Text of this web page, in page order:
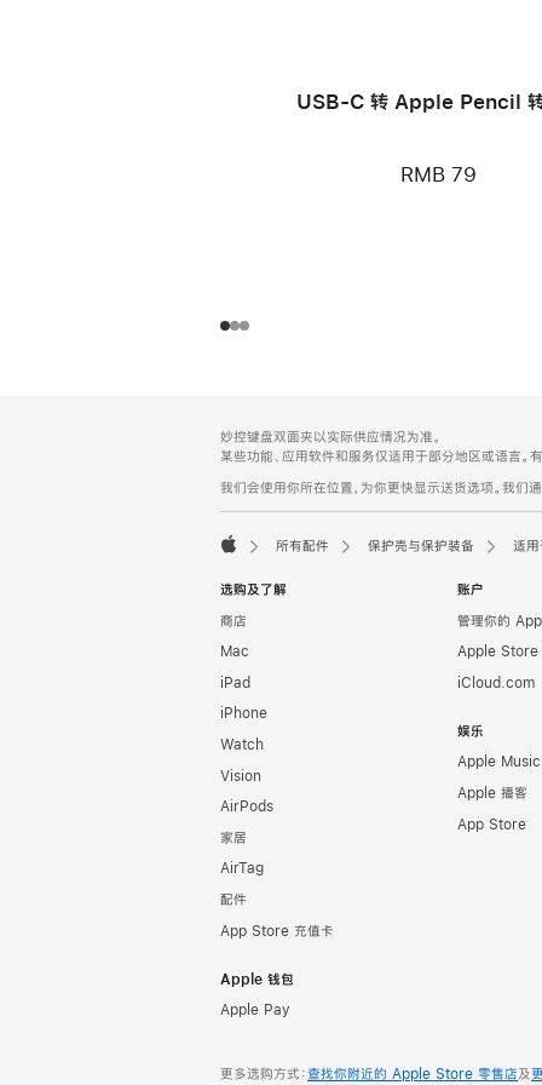
USB-C 转 Apple Pencil
RMB 79
页
页
脚
注
妙控键盘双面夹以实际供应情况为准。
某些功能、应用软件和服务仅适用于部分地区或语言。
我们会使用你所在位置，为你更快显示送货选项。我
所有配件 保护壳与保护装备 适
选购及了解
商店
Mac
iPad
iPhone
Watch
Vision
AirPods
家居
AirTag
配件
App Store 充值卡
Apple 钱包
Apple Pay
账户
管理你的
Apple Store
iCloud.com
娱乐
Apple Music
Apple 播客
App Store
更多选购方式：查找你附近的 Apple Store 零售店及